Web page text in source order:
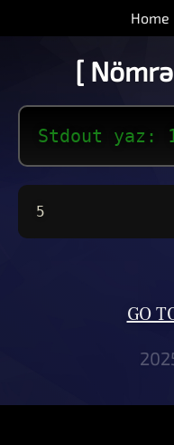
Home
[
Stdout yaz:
5
GO